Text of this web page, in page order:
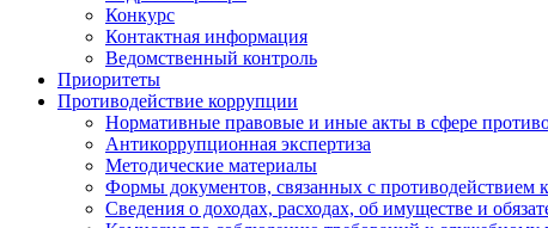
Конкурс
Контактная информация
Ведомственный контроль
Приоритеты
Противодействие коррупции
Нормативные правовые и иные акты в сфере
Антикоррупционная экспертиза
Методические материалы
Формы документов, связанных с противодействием
Сведения о доходах, расходах, об имуществе и